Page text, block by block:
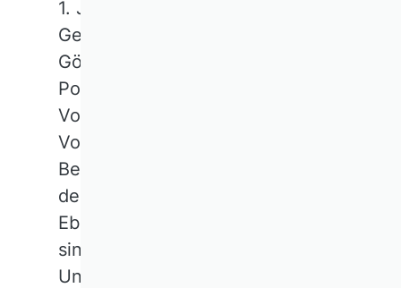
1. Januar 2025: Michael Wolff,
Georg-August-Universität
Göttingen, übernimmt die
Position des
Vorstandsvorsitzenden. Thomas
Volling, Technische Universität
Berlin, ist stellvertretender und
designierter Vorsitzender.
Ebenfalls neu im Gesamtvorstand
sind Susanne Homölle,
Universität Rostock, und Ali A.